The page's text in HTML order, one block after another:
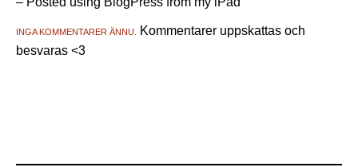
INGA KOMMENTARER ÄNNU.
Kommentarer uppskattas och
besvaras <3